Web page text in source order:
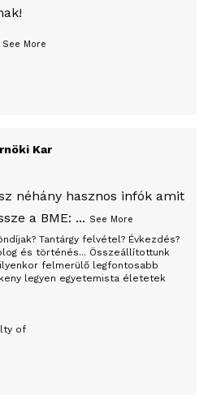
See More
Kar
néhány hasznos infók amit
a BME:
Tantárgy felvétel? Évkezdés?
és történés... Összeállítottunk
felmerülő legfontosabb
legyen egyetemista életetek
of
... See More